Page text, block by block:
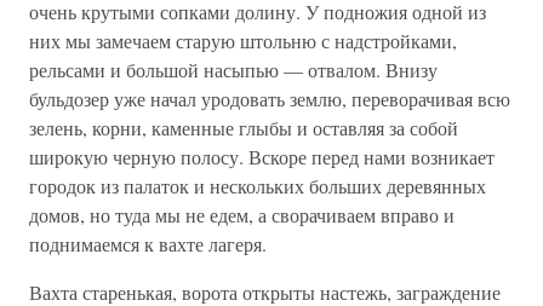
очень крутыми сопками долину. У подножия одной из
них мы замечаем старую штольню с надстройками,
рельсами и большой насыпью — отвалом. Внизу
бульдозер уже начал уродовать землю, переворачивая всю
зелень, корни, каменные глыбы и оставляя за собой
широкую черную полосу. Вскоре перед нами возникает
городок из палаток и нескольких больших деревянных
домов, но туда мы не едем, а сворачиваем вправо и
поднимаемся к вахте лагеря.
Вахта старенькая, ворота открыты настежь, заграждение